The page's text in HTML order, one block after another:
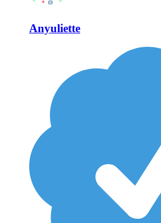
Anyuliette